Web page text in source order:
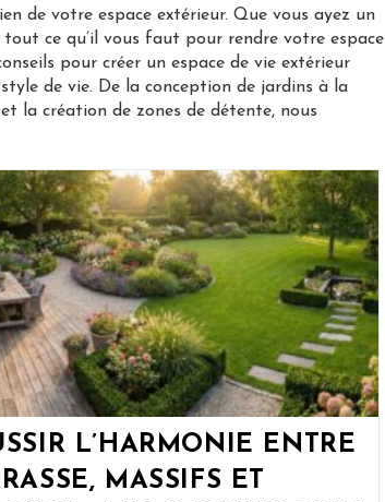
de votre espace extérieur. Que vous ayez un
ce qu’il vous faut pour rendre votre espace
pour créer un espace de vie extérieur
de vie. De la conception de jardins à la
la création de zones de détente, nous
L’HARMONIE ENTRE
MASSIFS ET